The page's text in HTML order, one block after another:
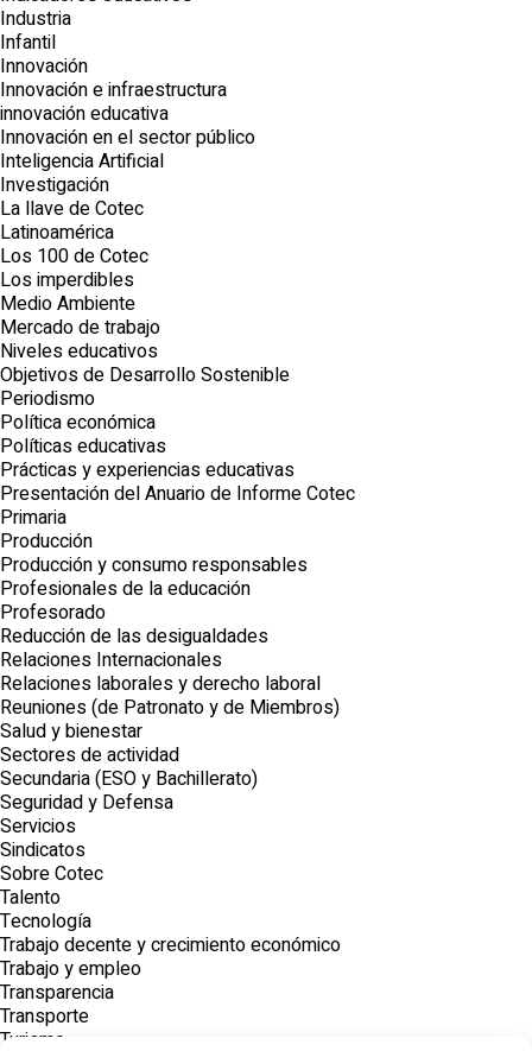
Industria
Infantil
Innovación
Innovación e infraestructura
innovación educativa
Innovación en el sector público
Inteligencia Artificial
Investigación
La llave de Cotec
Latinoamérica
Los 100 de Cotec
Los imperdibles
Medio Ambiente
Mercado de trabajo
Niveles educativos
Objetivos de Desarrollo Sostenible
Periodismo
Política económica
Políticas educativas
Prácticas y experiencias educativas
Presentación del Anuario de Informe Cotec
Primaria
Producción
Producción y consumo responsables
Profesionales de la educación
Profesorado
Reducción de las desigualdades
Relaciones Internacionales
Relaciones laborales y derecho laboral
Reuniones (de Patronato y de Miembros)
Salud y bienestar
Sectores de actividad
Secundaria (ESO y Bachillerato)
Seguridad y Defensa
Servicios
Sindicatos
Sobre Cotec
Talento
Tecnología
Trabajo decente y crecimiento económico
Trabajo y empleo
Transparencia
Transporte
Turismo